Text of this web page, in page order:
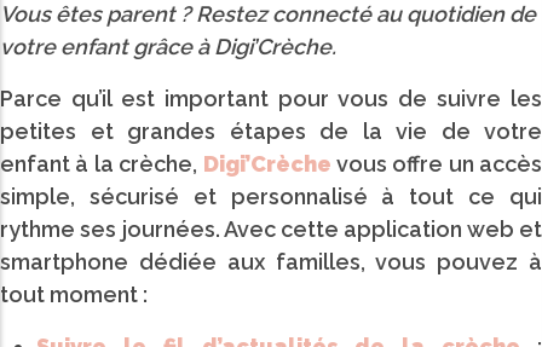
Vous êtes parent ? Restez connecté au quotidien de
votre enfant grâce à Digi’Crèche.
Parce qu’il est important pour vous de suivre les
petites et grandes étapes de la vie de votre
enfant à la crèche, Digi’Crèche vous offre un accès
simple, sécurisé et personnalisé à tout ce qui
rythme ses journées. Avec cette application web et
smartphone dédiée aux familles, vous pouvez à
tout moment :